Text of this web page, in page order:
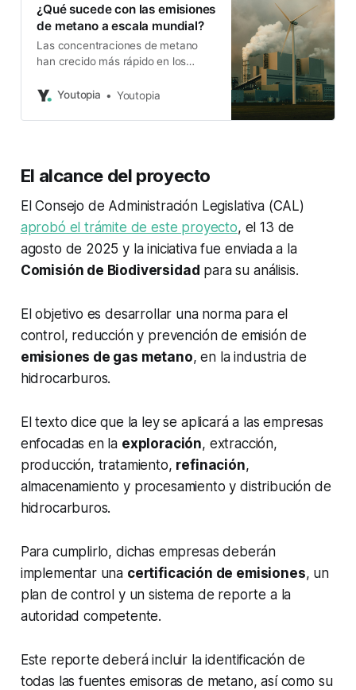
¿Qué sucede con las emisiones
de metano a escala mundial?
Las concentraciones de metano
han crecido más rápido en los
adoptados en la COP26 no se
Youtopia Youtopia
El alcance del proyecto
El Consejo de Administración Legislativa (CAL)
aprobó el trámite de este proyecto, el 13 de
agosto de 2025 y la iniciativa fue enviada a la
Comisión de Biodiversidad para su análisis.
El objetivo es desarrollar una norma para el
control, reducción y prevención de emisión de
emisiones de gas metano, en la industria de
hidrocarburos.
El texto dice que la ley se aplicará a las empresas
enfocadas en la exploración, extracción,
producción, tratamiento, refinación,
almacenamiento y procesamiento y distribución de
hidrocarburos.
Para cumplirlo, dichas empresas deberán
implementar una certificación de emisiones, un
plan de control y un sistema de reporte a la
autoridad competente.
Este reporte deberá incluir la identificación de
todas las fuentes emisoras de metano, así como su